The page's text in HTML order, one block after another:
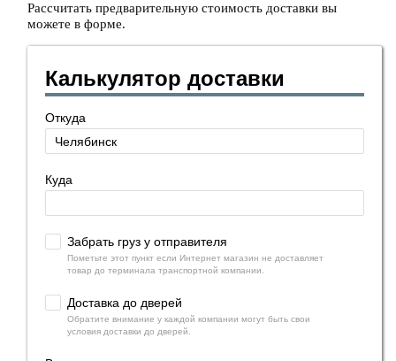
Рассчитать предварительную стоимость доставки вы
можете в форме.
Калькулятор доставки
Откуда
Куда
Забрать груз у отправителя
Пометьте этот пункт если Интернет магазин не доставляет
товар до терминала транспортной компании.
Доставка до дверей
Обратите внимание у каждой компании могут быть свои
условия доставки до дверей.